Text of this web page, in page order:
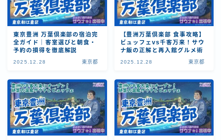
東京豊洲 万葉倶楽部の宿泊完
全ガイド｜客室選びと朝食・
予約の損得を徹底解説
2025.12.28 東京都
【豊洲万葉倶楽部 食事攻略】
ビュッフェvs千客万来！サウ
ナ飯の正解と再入館グルメ術
2025.12.28 東京都